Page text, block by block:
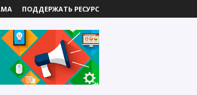
ПОДДЕРЖАТЬ РЕСУРС